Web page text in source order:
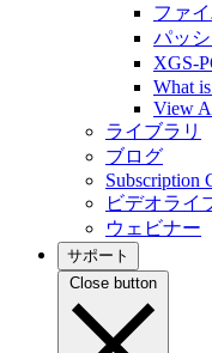
ファ
パッ
XGS-
What
View
ライブラリ
ブログ
Subscription
ビデオライ
ウェビナー
サポート
Close button